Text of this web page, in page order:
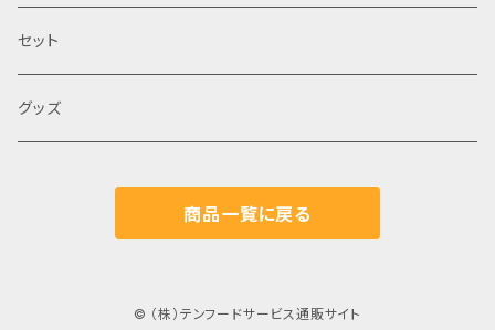
セット
グッズ
商品一覧に戻る
© （株）テンフードサービス通販サイト